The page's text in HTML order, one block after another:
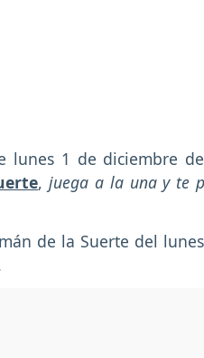
lunes 1 de diciembre
,juega a la una y te
de la Suerte del